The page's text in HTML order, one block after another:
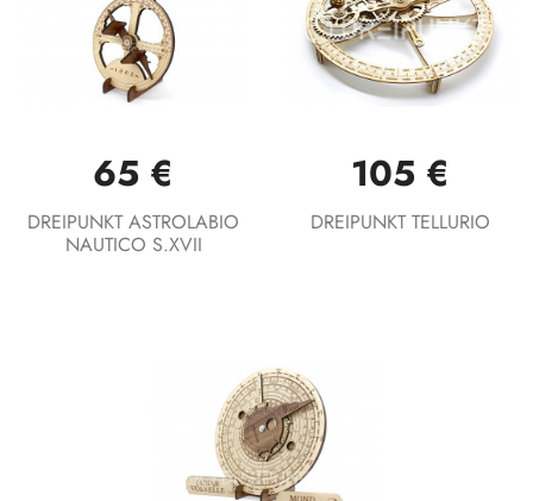
65 €
DREIPUNKT ASTROLABIO
NAUTICO S.XVII
105 €
DREIPUNKT TELLURIO